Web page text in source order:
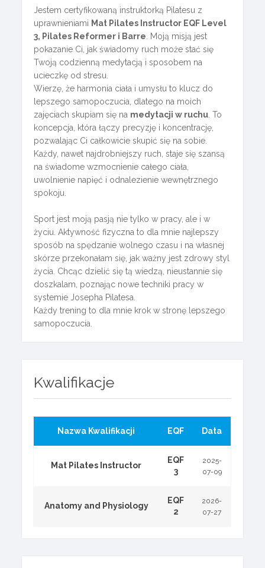
Jestem certyfikowaną instruktorką Pilatesu z
uprawnieniami Mat Pilates Instructor EQF Level
3, Pilates Reformer i Barre . Moją misją jest
pokazanie Ci, jak świadomy ruch może stać się
Twoją codzienną medytacją i sposobem na
ucieczkę od stresu.
Wierzę, że harmonia ciała i umysłu to klucz do
lepszego samopoczucia, dlatego na moich
zajęciach skupiam się na medytacji w ruchu . To
koncepcja, która łączy precyzję i koncentrację,
pozwalając Ci całkowicie skupić się na sobie.
Każdy, nawet najdrobniejszy ruch, staje się szansą
na świadome wzmocnienie całego ciała,
uwolnienie napięć i odnalezienie wewnętrznego
spokoju.
Sport jest moją pasją nie tylko w pracy, ale i w
życiu. Aktywność fizyczna to dla mnie najlepszy
sposób na spędzanie wolnego czasu i na własnej
skórze przekonałam się, jak ważny jest zdrowy styl
życia. Chcąc dzielić się tą wiedzą, nieustannie się
doszkalam, poznając nowe techniki pracy w
systemie Josepha Pilatesa.
Każdy trening to dla mnie krok w stronę lepszego
samopoczucia.
Kwalifikacje
Nazwa Kwalifikacji EQF Data
Mat Pilates Instructor
EQF
3
2025-
07-09
Anatomy and Physiology
EQF
2
2026-
07-27